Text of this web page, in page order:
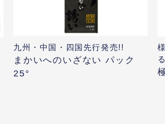
九州・中国・四国先行発売!!
まかいへのいざない パック
25°